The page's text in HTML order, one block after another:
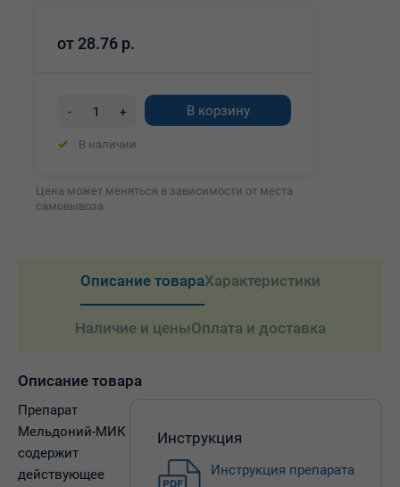
от 28.76 р.
- + В корзину
В наличии
Цена может меняться в зависимости от места
самовывоза
Описание товараХарактеристики
Наличие и ценыОплата и доставка
Описание товара
Инструкция
Инструкция препарата
Препарат
Мельдоний-МИК
содержит
действующее